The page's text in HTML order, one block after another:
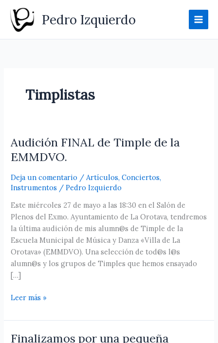
contenido
Pedro Izquierdo
Timplistas
Audición FINAL de Timple de la
EMMDVO.
Deja un comentario / Artículos,Conciertos,
Instrumentos /Pedro Izquierdo
Este miércoles 27 de mayo a las 18:30 en el Salón de
Plenos del Exmo. Ayuntamiento de La Orotava, tendremos
la última audición de mis alumn@s de Timple de la
Escuela Municipal de Música y Danza «Villa de La
Orotava» (EMMDVO). Una selección de tod@s l@s
alumn@s y los grupos de Timples que hemos ensayado
[…]
Audición
FINAL
de
Timple
de
EMMDVO.
Leer más »
Finalizamos por una pequeña
Finalizamos